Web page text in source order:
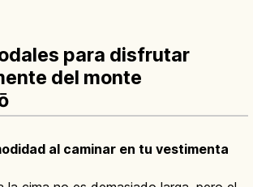
para disfrutar
del monte
al caminar en tu vestimenta